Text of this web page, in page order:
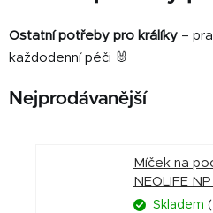
Ostatní potřeby pro králíky –
každodenní péči 🐰
Nejprodávanější
Míček na
NEOLIFE
Skladem